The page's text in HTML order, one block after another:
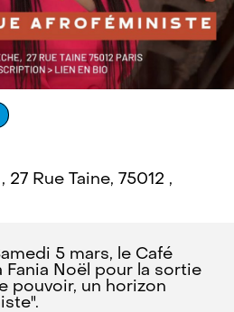
Rue Taine, 75012 ,
5 mars, le Café
Noël pour la sortie
pouvoir, un horizon